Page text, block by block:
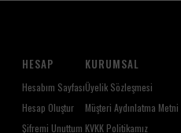
HESAP
Hesabım Sayfası
Hesap Oluştur
Şifremi Unuttum
KURUMSAL
Üyelik Sözleşmesi
Müşteri Aydınlatma Metni
KVKK Politikamız